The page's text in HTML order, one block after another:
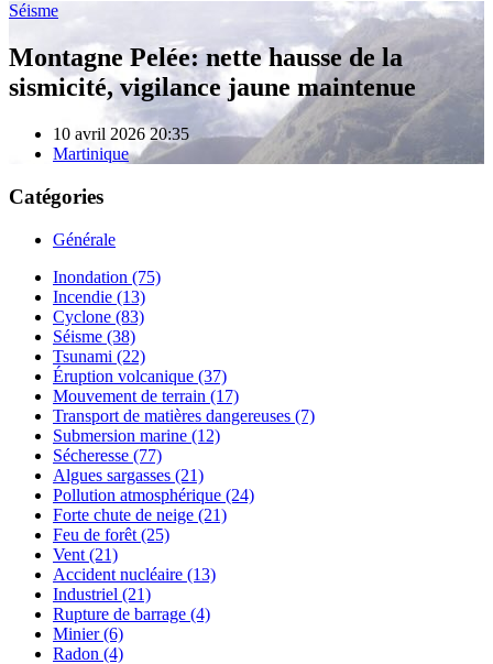
Séisme
Montagne Pelée: nette hausse de la
sismicité, vigilance jaune maintenue
10 avril 2026 20:35
Martinique
Catégories
Générale
Inondation (75)
Incendie (13)
Cyclone (83)
Séisme (38)
Tsunami (22)
Éruption volcanique (37)
Mouvement de terrain (17)
Transport de matières dangereuses (7)
Submersion marine (12)
Sécheresse (77)
Algues sargasses (21)
Pollution atmosphérique (24)
Forte chute de neige (21)
Feu de forêt (25)
Vent (21)
Accident nucléaire (13)
Industriel (21)
Rupture de barrage (4)
Minier (6)
Radon (4)